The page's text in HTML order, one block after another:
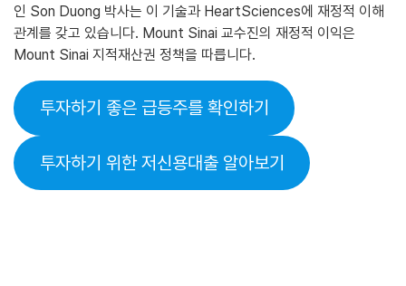
인 Son Duong 박사는 이 기술과 HeartSciences에 재정적 이해
관계를 갖고 있습니다. Mount Sinai 교수진의 재정적 이익은
Mount Sinai 지적재산권 정책을 따릅니다.
투자하기 좋은 급등주를 확인하기
투자하기 위한 저신용대출 알아보기